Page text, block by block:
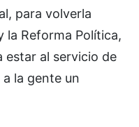
para volverla
la Reforma Política,
estar al servicio de
la gente un